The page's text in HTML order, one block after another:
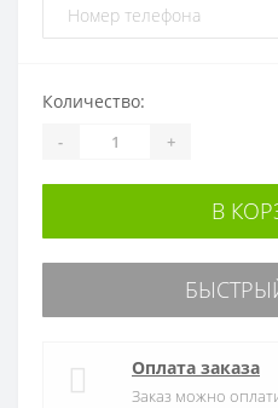
Количество:
- +
В
Оплата заказа
Заказ можно